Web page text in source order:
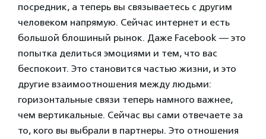
посредник, а теперь вы связываетесь с другим
человеком напрямую. Сейчас интернет и есть
большой блошиный рынок. Даже Facebook — это
попытка делиться эмоциями и тем, что вас
беспокоит. Это становится частью жизни, и это
другие взаимоотношения между людьми:
горизонтальные связи теперь намного важнее,
чем вертикальные. Сейчас вы сами отвечаете за
то, кого вы выбрали в партнеры. Это отношения